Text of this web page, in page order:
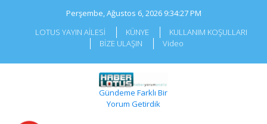
Perşembe, Ağustos 6, 2026 9:34:28 PM
LOTUS YAYIN AİLESİ
KÜNYE
KULLANIM KOŞULLARI
BİZE ULAŞIN
Video
Gündeme Farklı Bir
Yorum Getirdik